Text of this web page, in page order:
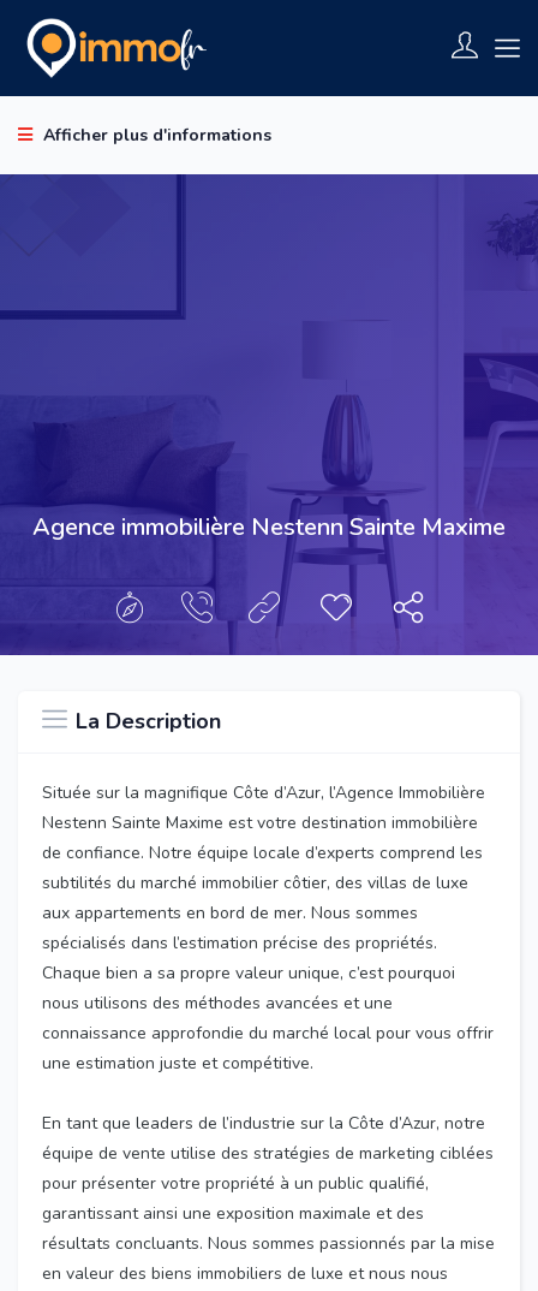
Afficher plus d'informations
Agence immobilière Nestenn Sainte Maxime
La Description
Située sur la magnifique Côte d’Azur, l’Agence Immobilière
Nestenn Sainte Maxime est votre destination immobilière
de confiance. Notre équipe locale d’experts comprend les
subtilités du marché immobilier côtier, des villas de luxe
aux appartements en bord de mer. Nous sommes
spécialisés dans l’estimation précise des propriétés.
Chaque bien a sa propre valeur unique, c’est pourquoi
nous utilisons des méthodes avancées et une
connaissance approfondie du marché local pour vous offrir
une estimation juste et compétitive.
En tant que leaders de l’industrie sur la Côte d’Azur, notre
équipe de vente utilise des stratégies de marketing ciblées
pour présenter votre propriété à un public qualifié,
garantissant ainsi une exposition maximale et des
résultats concluants. Nous sommes passionnés par la mise
en valeur des biens immobiliers de luxe et nous nous